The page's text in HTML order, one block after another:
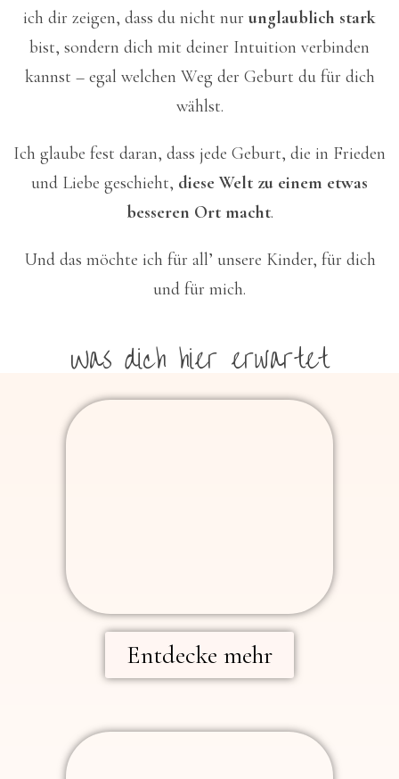
ich dir zeigen, dass du nicht nur unglaublich stark
bist, sondern dich mit deiner Intuition verbinden
kannst – egal welchen Weg der Geburt du für dich
wählst.
Ich glaube fest daran, dass jede Geburt, die in Frieden
und Liebe geschieht, diese Welt zu einem etwas
besseren Ort macht.
Und das möchte ich für all’ unsere Kinder, für dich
und für mich.
Was dich hier erwartet
Entdecke mehr